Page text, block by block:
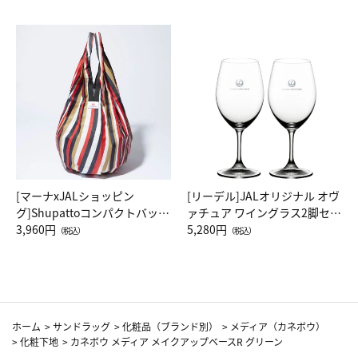
[マーナxJALショッピン
グ]Shupattoコンパクトバッグ
Drop JAL客室乗務員（LC）ス
3,960円 （税込）
[リーデル]JALオリジナル オヴ
ァチュア ワイングラス2脚セッ
ト（レッドワイン）
5,280円 （税込）
ホーム >サンドラッグ >化粧品（ブランド別） > メディア（カネボウ）
>化粧下地 > カネボウ メディア メイクアップベースR グリーン